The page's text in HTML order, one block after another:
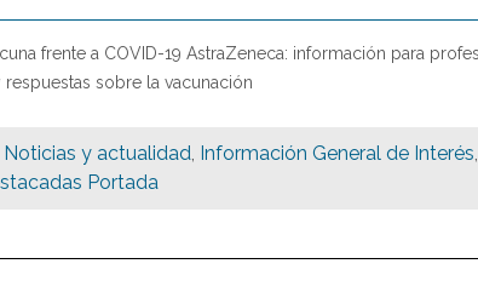
frente a COVID-19 AstraZeneca: información para
sobre la vacunación
Noticias y actualidad, Información General de Interés,
Portada